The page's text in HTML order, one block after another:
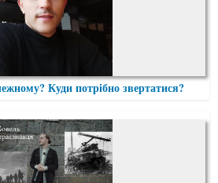
Куди потрібно звертатися?